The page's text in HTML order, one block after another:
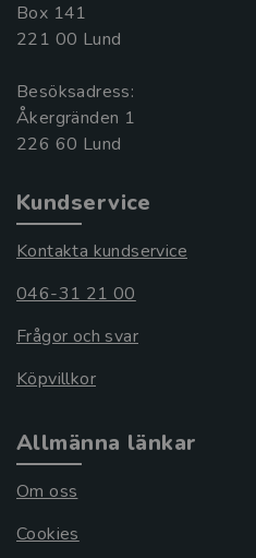
Box 141
221 00 Lund
Besöksadress:
Åkergränden 1
Kundservice
Kontakta kundservice
046-31 21 00
Frågor och svar
Köpvillkor
Allmänna länkar
Om oss
Cookies